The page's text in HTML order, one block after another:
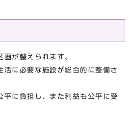
画が整えられます。
活に必要な施設が総合的に整備さ
平に負担し、また利益も公平に受